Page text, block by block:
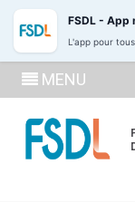
MENU
FSDL - App
L'app pour